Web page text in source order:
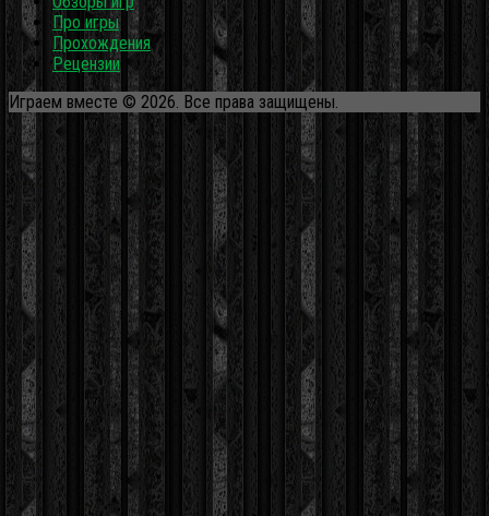
Про игры
Прохождения
Рецензии
Играем вместе © 2026. Все права защищены.